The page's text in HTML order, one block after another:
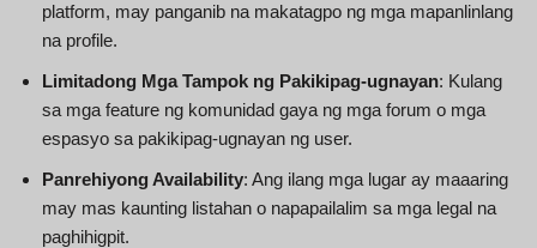
platform, may panganib na makatagpo ng mga mapanlinlang
na profile.
Limitadong Mga Tampok ng Pakikipag-ugnayan: Kulang
sa mga feature ng komunidad gaya ng mga forum o mga
espasyo sa pakikipag-ugnayan ng user.
Panrehiyong Availability: Ang ilang mga lugar ay maaaring
may mas kaunting listahan o napapailalim sa mga legal na
paghihigpit.